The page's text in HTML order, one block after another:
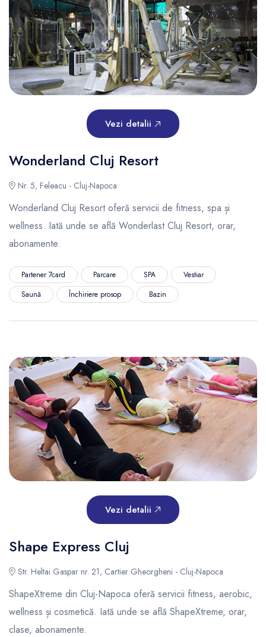
Vezi detalii
Wonderland Cluj Resort
Nr. 5, Feleacu - Cluj-Napoca
Wonderland Cluj Resort oferă servicii de fitness, spa și
wellness. Iată unde se află Wonderlast Cluj Resort, orar,
abonamente.
Partener 7card Parcare SPA
Vestiar
Saună
Închiriere prosop Bazin
Vezi detalii
Shape Express Cluj
Str. Heltai Gaspar nr. 21, Cartier Gheorgheni - Cluj-Napoca
ShapeXtreme din Cluj-Napoca oferă servicii fitness, aerobic,
wellness și cosmetică. Iată unde se află ShapeXtreme, orar,
clase, abonamente.